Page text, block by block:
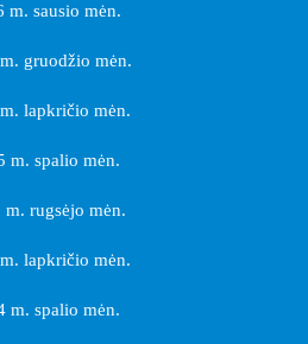
m. sausio mėn.
gruodžio mėn.
lapkričio mėn.
m. spalio mėn.
m. rugsėjo mėn.
lapkričio mėn.
m. spalio mėn.